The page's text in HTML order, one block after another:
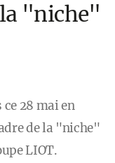
la "niche"
28 mai en
de la "niche"
LIOT.